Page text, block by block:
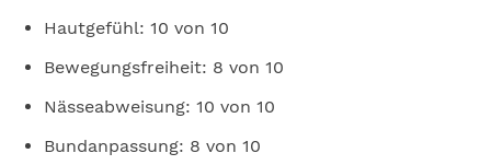
Hautgefühl: 10 von 10
Bewegungsfreiheit: 8 von 10
Nässeabweisung: 10 von 10
Bundanpassung: 8 von 10